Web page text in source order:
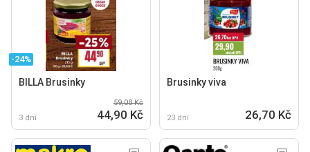
-24%
BILLA Brusinky
3 dní
59,08 Kč
44,90 Kč
Brusinky viva
23 dní 26,70 Kč